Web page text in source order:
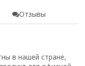
Отзывы
в нашей стране,